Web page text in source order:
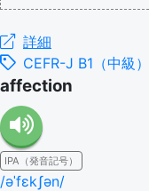
詳細
CEFR-J B1（中級）
affection
IPA（発音記号）
/əˈfɛkʃən/